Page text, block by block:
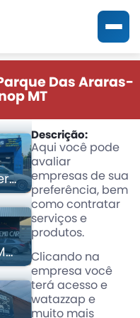
Das Araras-
MT
Descrição:
Aqui você pode
avaliar
empresas de sua
preferência, bem
como contratar
serviços e
produtos.
Clicando na
empresa você
terá acesso e
watazzap e
muito mais